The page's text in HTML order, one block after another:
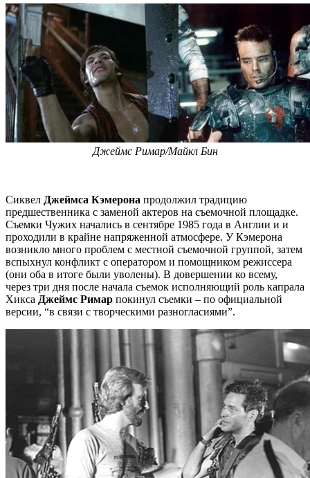
Джеймс Римар/Майкл Бин
Сиквел Джеймса Кэмерона продолжил традицию
предшественника с заменой актеров на съемочной площадке.
Съемки Чужих начались в сентябре 1985 года в Англии и и
проходили в крайне напряженной атмосфере. У Кэмерона
возникло много проблем с местной съемочной группой, затем
вспыхнул конфликт с оператором и помощником режиссера
(они оба в итоге были уволены). В довершении ко всему,
через три дня после начала съемок исполняющий роль капрала
Хикса Джеймс Римар покинул съемки – по официальной
версии, “в связи с творческими разногласиями”.